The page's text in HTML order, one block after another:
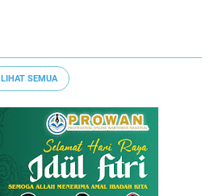
LIHAT SEMUA